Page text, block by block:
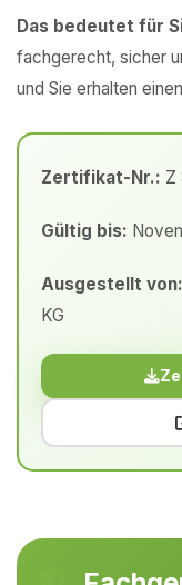
Das bedeutet für
fachgerecht, sicher
und Sie erhalten
Zertifikat-Nr.: Z
Gültig bis:
Ausgestellt von:
KG